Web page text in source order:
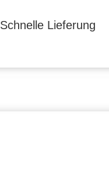
Schnelle Lieferung